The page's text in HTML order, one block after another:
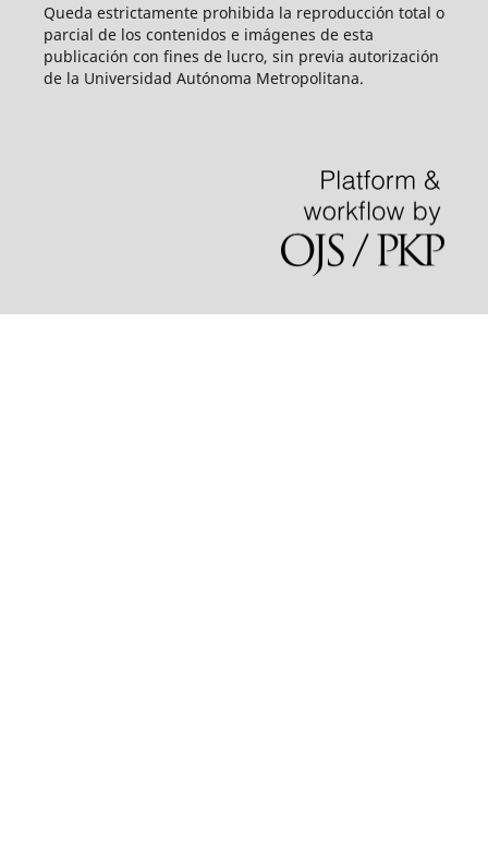
Queda estrictamente prohibida la reproducción total o
parcial de los contenidos e imágenes de esta
publicación con fines de lucro, sin previa autorización
de la Universidad Autónoma Metropolitana.